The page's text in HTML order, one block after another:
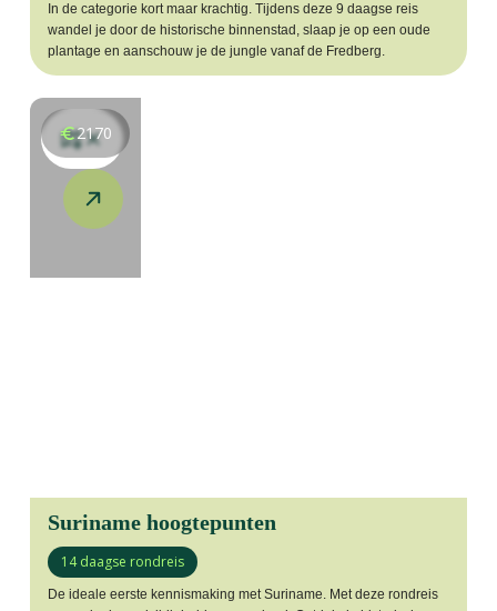
In de categorie kort maar krachtig. Tijdens deze 9 daagse reis
wandel je door de historische binnenstad, slaap je op een oude
plantage en aanschouw je de jungle vanaf de Fredberg.
2170
Suriname hoogtepunten
14 daagse rondreis
De ideale eerste kennismaking met Suriname. Met deze rondreis